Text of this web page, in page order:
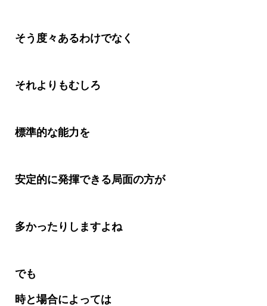
そう度々あるわけでなく
それよりもむしろ
標準的な能力を
安定的に発揮できる局面の方が
多かったりしますよね
でも
時と場合によっては